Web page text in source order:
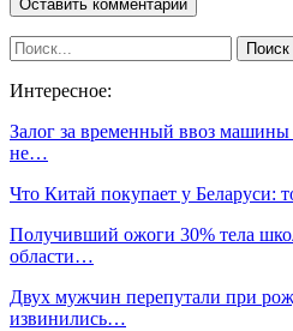
Интересное:
Залог за временный ввоз машины
не…
Что Китай покупает у Беларуси:
Получивший ожоги 30% тела
области…
Двух мужчин перепутали при
извинились…